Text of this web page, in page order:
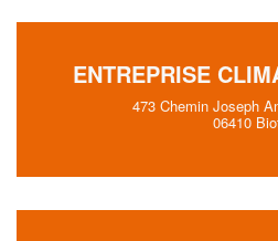
ENTREPRISE
473 Chemin Joseph
06410